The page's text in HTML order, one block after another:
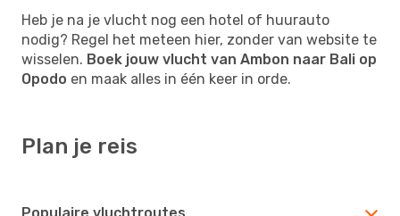
Heb je na je vlucht nog een hotel of huurauto
nodig? Regel het meteen hier, zonder van website te
wisselen. Boek jouw vlucht van Ambon naar Bali op
Opodo en maak alles in één keer in orde.
Plan je reis